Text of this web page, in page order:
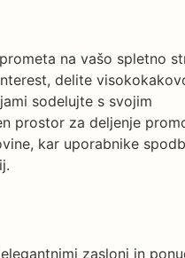
na vašo spletno
delite
sodelujte s svojim
prostor za deljenje
kar uporabnike
zasloni in